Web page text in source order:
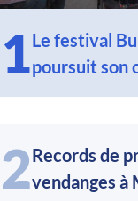
1Le festival
poursuit son
2Records de
vendanges à